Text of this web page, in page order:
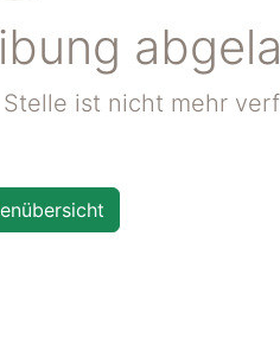
ist nicht mehr